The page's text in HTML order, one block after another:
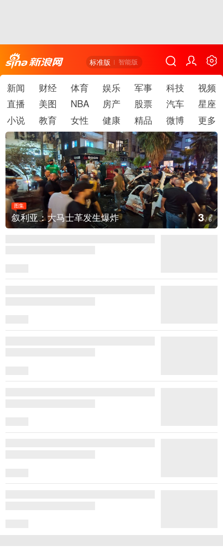
标准版 智能版
新闻 财经 体育 娱乐 军事 科技
视频
直播
美图 NBA 房产 股票 汽车
星座
小说
教育 女性 健康 精品 微博 更多
图集
叙利亚：大马士革发生爆炸 4/6